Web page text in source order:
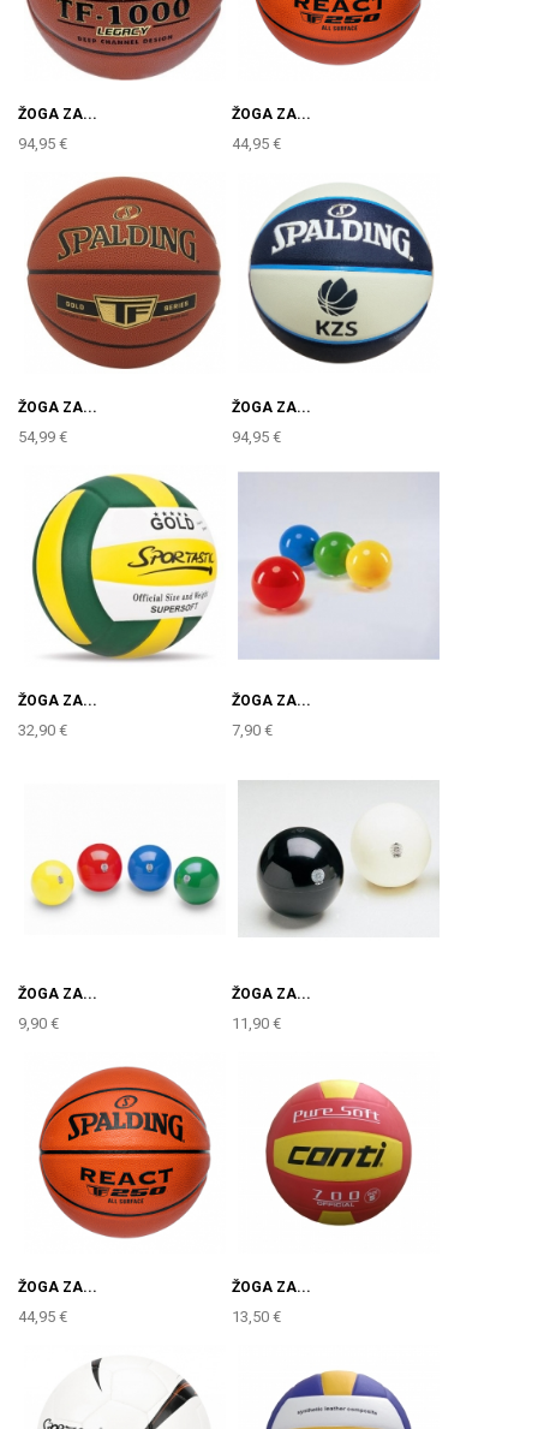
ŽOGA ZA...
94,95 €
ŽOGA ZA...
44,95 €
ŽOGA ZA...
54,99 €
ŽOGA ZA...
94,95 €
ŽOGA ZA...
32,90 €
ŽOGA ZA...
7,90 €
ŽOGA ZA...
9,90 €
ŽOGA ZA...
11,90 €
ŽOGA ZA...
44,95 €
ŽOGA ZA...
13,50 €